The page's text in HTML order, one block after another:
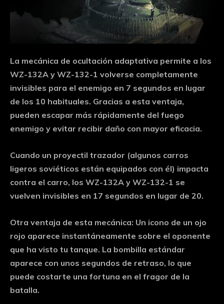
La mecánica de ocultación adaptativa permite a los
WZ-132A y WZ-132-1 volverse completamente
invisibles para el enemigo en 7 segundos en lugar
de los 10 habituales. Gracias a esta ventaja,
pueden escapar más rápidamente del fuego
enemigo y evitar recibir daño con mayor eficacia.
Cuando un proyectil trazador (algunos carros
ligeros soviéticos están equipados con él) impacta
contra el carro, los WZ-132A y WZ-132-1 se
vuelven invisibles en 17 segundos en lugar de 20.
Otra ventaja de esta mecánica: Un icono de un ojo
rojo aparece instantáneamente sobre el oponente
que ha visto tu tanque. La bombilla estándar
aparece con unos segundos de retraso, lo que
puede costarte una fortuna en el fragor de la
batalla.